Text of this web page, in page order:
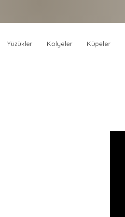
Yüzükler Kolyeler Küpeler